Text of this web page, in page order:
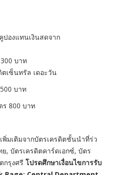
ปองแทนเงินสดจาก
บาท
เซ็นทรัล เดอะวัน
บาท
ร 800 บาท
มเติมจากบัตรเครดิตชั้นนำที่ร่ว
ย, บัตรเครดิตคาร์ดเอกซ์, บัตร
กรุงศรี โปรดศึกษาเงื่อนไขการรับ